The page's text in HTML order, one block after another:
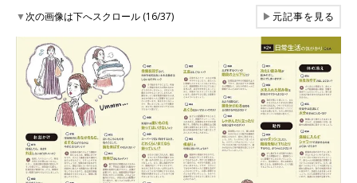
▼次の画像は下へスクロール (16/37) ▶元記事を見る